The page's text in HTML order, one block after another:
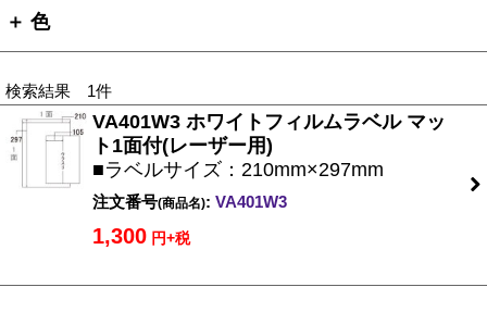
＋ 色
検索結果 1件
VA401W3 ホワイトフィルムラベル マッ
ト1面付(レーザー用)
■ラベルサイズ：210mm×297mm
注文番号(商品名): VA401W3
1,300 円+税